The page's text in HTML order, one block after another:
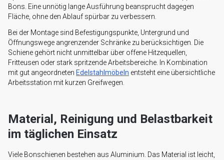
Bons. Eine unnötig lange Ausführung beansprucht dagegen
Fläche, ohne den Ablauf spürbar zu verbessern.
Bei der Montage sind Befestigungspunkte, Untergrund und
Öffnungswege angrenzender Schränke zu berücksichtigen. Die
Schiene gehört nicht unmittelbar über offene Hitzequellen,
Fritteusen oder stark spritzende Arbeitsbereiche. In Kombination
mit gut angeordneten Edelstahlmöbeln entsteht eine übersichtliche
Arbeitsstation mit kurzen Greifwegen.
Material, Reinigung und Belastbarkeit
im täglichen Einsatz
Viele Bonschienen bestehen aus Aluminium. Das Material ist leicht,